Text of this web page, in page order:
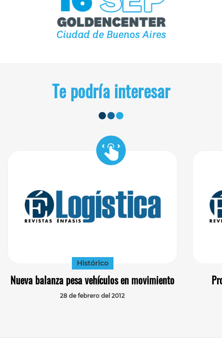
Te podría interesar
Histórico
Nueva balanza pesa vehículos en movimiento
28 de febrero del 2012